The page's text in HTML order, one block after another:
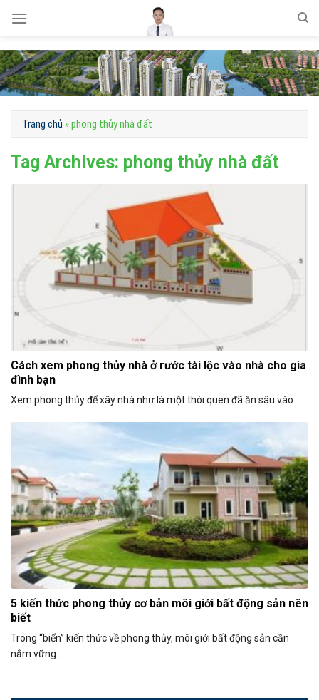
Trang chủ »phong thủy nhà đất
Tag Archives: phong thủy nhà đất
Cách xem phong thủy nhà ở rước tài lộc vào nhà cho gia
đình bạn
Xem phong thủy để xây nhà như là một thói quen đã ăn sâu vào ...
5 kiến thức phong thủy cơ bản môi giới bất động sản nên
biết
Trong “biển” kiến thức về phong thủy, môi giới bất động sản cần
nắm vững ...